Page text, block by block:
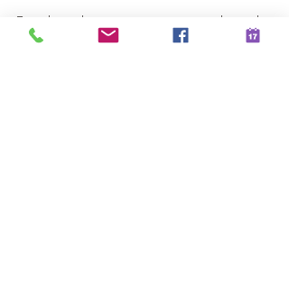
Een diepe buiging voor mannen die zich
in de diepte met elkaar verbinden.